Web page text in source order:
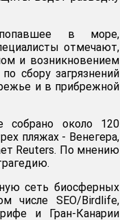
в море,
отмечают,
и возникновением
сбору загрязнений
и в прибрежной
собрано около 120
пляжах - Венегера,
Reuters. По мнению
сеть биосферных
числе SEO/Birdlife,
и Гран-Канарии